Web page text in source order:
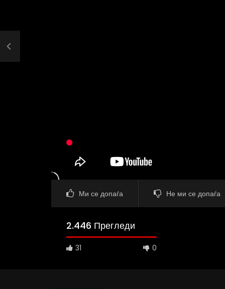
Ми се допаѓа Не ми се допаѓа
2.446 Прегледи
31 0